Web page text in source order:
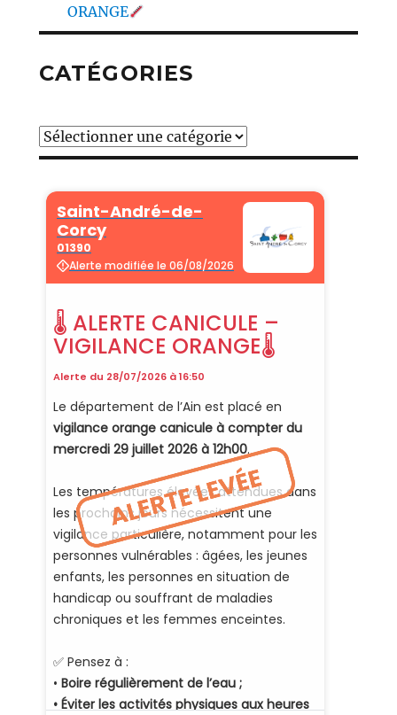
ORANGE
CATÉGORIES
Catégories